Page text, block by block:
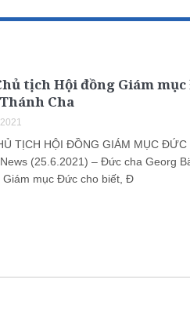
tịch Hội đồng Giám
Cha
TỊCH HỘI ĐỒNG GIÁM MỤC ĐỨC
(25.6.2021) – Đức cha Georg
Giám mục Đức cho biết, Đ